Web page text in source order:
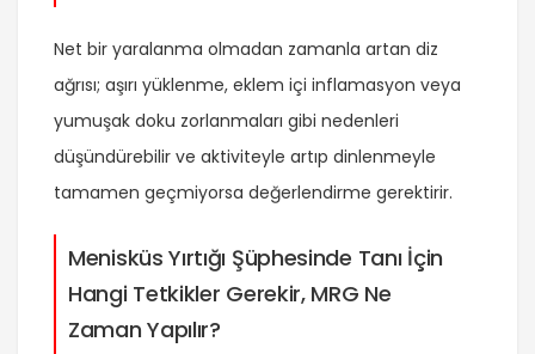
Net bir yaralanma olmadan zamanla artan diz
ağrısı; aşırı yüklenme, eklem içi inflamasyon veya
yumuşak doku zorlanmaları gibi nedenleri
düşündürebilir ve aktiviteyle artıp dinlenmeyle
tamamen geçmiyorsa değerlendirme gerektirir.
Menisküs Yırtığı Şüphesinde Tanı İçin
Hangi Tetkikler Gerekir, MRG Ne
Zaman Yapılır?